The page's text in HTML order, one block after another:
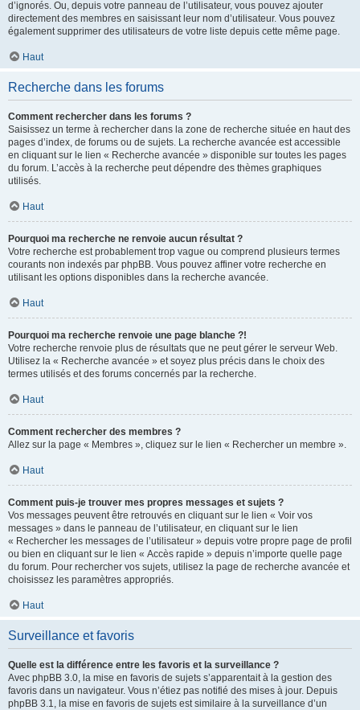
d’ignorés. Ou, depuis votre panneau de l’utilisateur, vous pouvez ajouter
directement des membres en saisissant leur nom d’utilisateur. Vous pouvez
également supprimer des utilisateurs de votre liste depuis cette même page.
Haut
Recherche dans les forums
Comment rechercher dans les forums ?
Saisissez un terme à rechercher dans la zone de recherche située en haut des
pages d’index, de forums ou de sujets. La recherche avancée est accessible
en cliquant sur le lien « Recherche avancée » disponible sur toutes les pages
du forum. L’accès à la recherche peut dépendre des thèmes graphiques
utilisés.
Haut
Pourquoi ma recherche ne renvoie aucun résultat ?
Votre recherche est probablement trop vague ou comprend plusieurs termes
courants non indexés par phpBB. Vous pouvez affiner votre recherche en
utilisant les options disponibles dans la recherche avancée.
Haut
Pourquoi ma recherche renvoie une page blanche ?!
Votre recherche renvoie plus de résultats que ne peut gérer le serveur Web.
Utilisez la « Recherche avancée » et soyez plus précis dans le choix des
termes utilisés et des forums concernés par la recherche.
Haut
Comment rechercher des membres ?
Allez sur la page « Membres », cliquez sur le lien « Rechercher un membre ».
Haut
Comment puis-je trouver mes propres messages et sujets ?
Vos messages peuvent être retrouvés en cliquant sur le lien « Voir vos
messages » dans le panneau de l’utilisateur, en cliquant sur le lien
« Rechercher les messages de l’utilisateur » depuis votre propre page de profil
ou bien en cliquant sur le lien « Accès rapide » depuis n’importe quelle page
du forum. Pour rechercher vos sujets, utilisez la page de recherche avancée et
choisissez les paramètres appropriés.
Haut
Surveillance et favoris
Quelle est la différence entre les favoris et la surveillance ?
Avec phpBB 3.0, la mise en favoris de sujets s’apparentait à la gestion des
favoris dans un navigateur. Vous n’étiez pas notifié des mises à jour. Depuis
phpBB 3.1, la mise en favoris de sujets est similaire à la surveillance d’un